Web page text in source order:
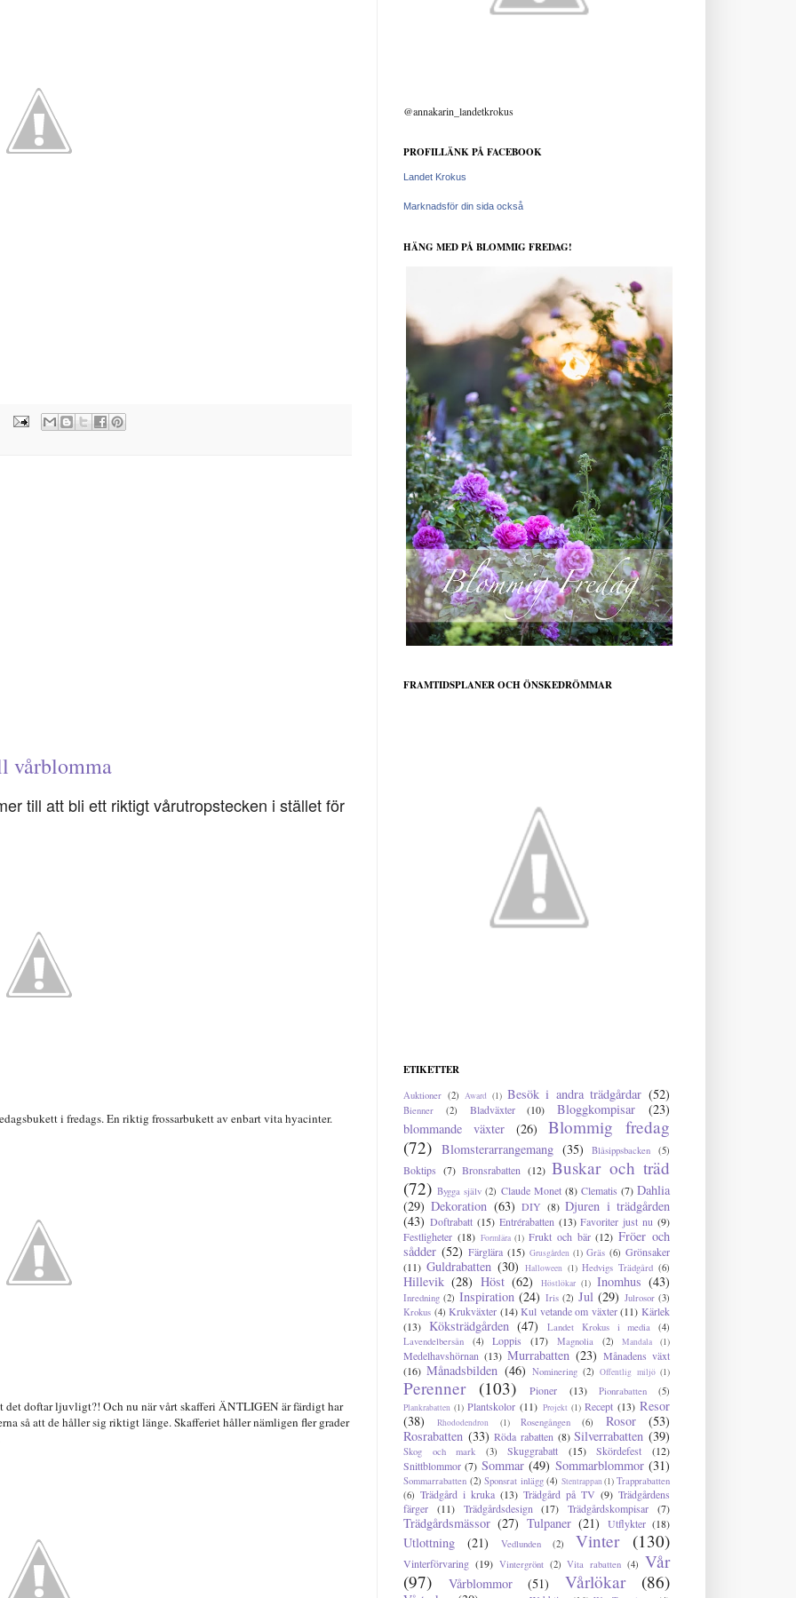
vårblomma
till att bli ett riktigt vårutropstecken i stället för
i fredags. En riktig frossarbukett av enbart vita hyacinter.
doftar ljuvligt?! Och nu när vårt skafferi ÄNTLIGEN är färdigt har
så att de håller sig riktigt länge. Skafferiet håller nämligen fler grader
@annakarin_landetkrokus
PROFILLÄNK PÅ FACEBOOK
Landet Krokus
Marknadsför din sida också
HÄNG MED PÅ BLOMMIG FREDAG!
FRAMTIDSPLANER OCH ÖNSKEDRÖMMAR
ETIKETTER
Auktioner (2) Award (1) Besök i andra trädgårdar (52)
Bienner (2) Bladväxter (10) Bloggkompisar
(23)
blommande växter
(26)
Blommig fredag
(72) Blomsterarrangemang (35) Blåsippsbacken (5)
Boktips (7) Bronsrabatten (12) Buskar och träd
(72) Bygga själv (2) Claude Monet (8) Clematis (7) Dahlia
(29) Dekoration (63) DIY (8) Djuren i trädgården
(43) Doftrabatt (15) Entrérabatten (13) Favoriter just nu (9)
Festligheter (18) Formlära (1) Frukt och bär (12) Fröer och
sådder (52) Färglära (15) Grusgården (1) Gräs (6) Grönsaker
(11) Guldrabatten (30) Halloween (1) Hedvigs Trädgård (6)
Hillevik (28) Höst (62) Höstlökar (1) Inomhus (43)
Inredning (2) Inspiration (24) Iris (2) Jul (29) Julrosor (3)
Krokus (4) Krukväxter (14) Kul vetande om växter (11) Kärlek
(13) Köksträdgården (47) Landet Krokus i media
(4)
Lavendelbersån
(4) Loppis (17) Magnolia (2) Mandala (1)
Medelhavshörnan (13) Murrabatten (23) Månadens växt
(16) Månadsbilden (46) Nominering (2) Offentlig miljö (1)
Perenner (103) Pioner (13) Pionrabatten (5)
Plankrabatten (1) Plantskolor (11) Projekt (1) Recept (13) Resor
(38)
Rhododendron (1) Rosengången (6) Rosor
(53)
Rosrabatten (33) Röda rabatten (8) Silverrabatten (39)
Skog och mark (3) Skuggrabatt (15) Skördefest
(12)
Snittblommor (7) Sommar (49) Sommarblommor (31)
Sommarrabatten (2) Sponsrat inlägg (4) Stentrappan(1) Trapprabatten
(6) Trädgård i kruka (13) Trädgård på TV (9) Trädgårdens
färger
(11) Trädgårdsdesign (17) Trädgårdskompisar (7)
Trädgårdsmässor (27) Tulpaner (21) Utflykter (18)
Utlottning (21) Vedlunden (2) Vinter (130)
Vinterförvaring (19) Vintergrönt (2) Vita rabatten (4) Vår
(97)
Vårblommor (51) Vårlökar (86)